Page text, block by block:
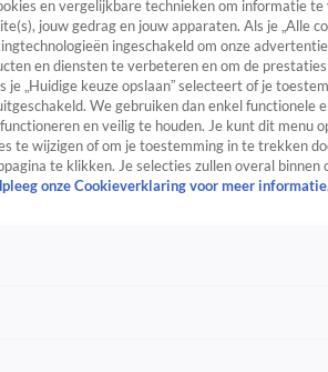
en vergelijkbare technieken om informatie te
jouw gedrag en jouw apparaten. Als je „Alle
ingeschakeld om onze
en diensten te verbeteren en om de
„Huidige keuze opslaan” selecteert of je
We gebruiken dan enkel functionele
en veilig te houden. Je kunt dit menu
te wijzigen of om je toestemming in te trekken
te klikken. Je selecties zullen overal binnen
onze Cookieverklaring voor meer